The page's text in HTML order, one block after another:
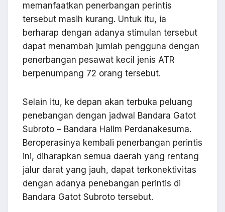
memanfaatkan penerbangan perintis
tersebut masih kurang. Untuk itu, ia
berharap dengan adanya stimulan tersebut
dapat menambah jumlah pengguna dengan
penerbangan pesawat kecil jenis ATR
berpenumpang 72 orang tersebut.
Selain itu, ke depan akan terbuka peluang
penebangan dengan jadwal Bandara Gatot
Subroto – Bandara Halim Perdanakesuma.
Beroperasinya kembali penerbangan perintis
ini, diharapkan semua daerah yang rentang
jalur darat yang jauh, dapat terkonektivitas
dengan adanya penebangan perintis di
Bandara Gatot Subroto tersebut.